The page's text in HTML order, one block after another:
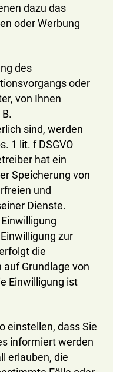
dazu das
oder Werbung
des
oder
von Ihnen
sind, werden
1 lit. f DSGVO
hat ein
Speicherung von
und
Dienste.
zur
die
Grundlage von
Einwilligung ist
einstellen, dass Sie
informiert werden
erlauben, die